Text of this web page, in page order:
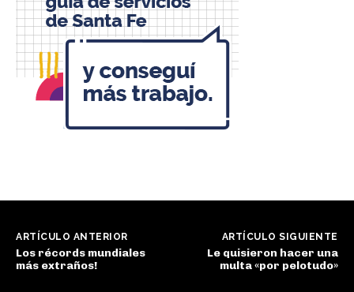
ARTÍCULO ANTERIOR
Los récords mundiales
más extraños!
ARTÍCULO SIGUIENTE
Le quisieron hacer una
multa «por pelotudo»